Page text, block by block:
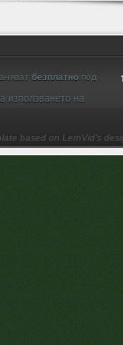
безплатнопод
използването на
based on LernVid's